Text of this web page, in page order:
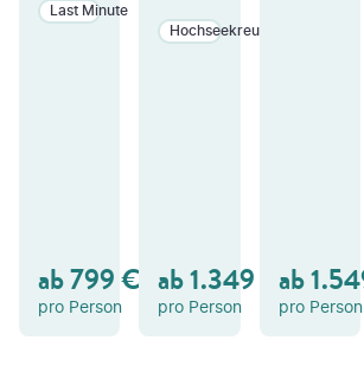
Last Minute
ab799€
pro Person
B
OT
Hochseekreuzfahrten
ab1.349 €
pro Person
B
OT
ab
pro Person